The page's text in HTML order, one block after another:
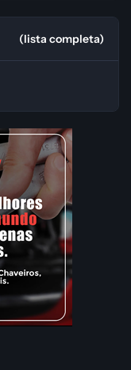
(lista completa)